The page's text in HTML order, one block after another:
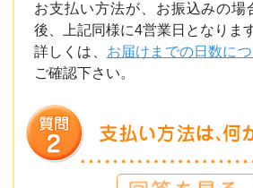
お支払い方法が、お振込みの場
後、上記同様に4営業日となります
詳しくは、 お届けまでの日数に
ご確認下さい。